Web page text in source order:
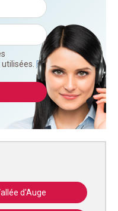
En
d'Auge